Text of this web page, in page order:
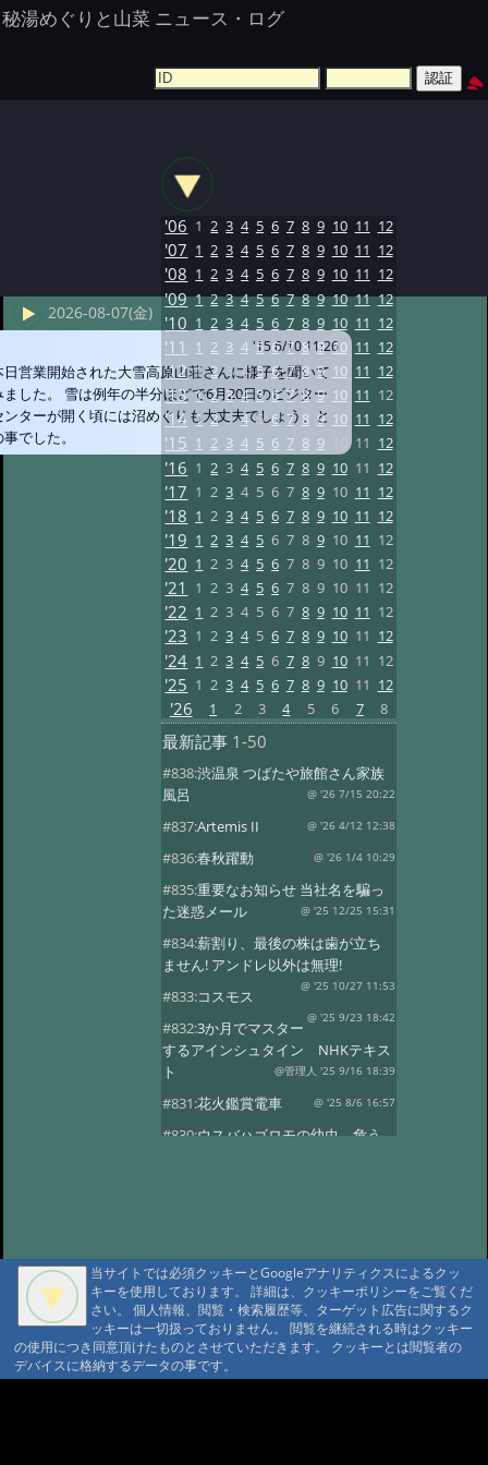
秘湯めぐりと山菜 ニュース・ログ
2026-08-07(金)
'15 6/10 11:26
日営業開始された大雪高原山荘さんに様子を聞いて
ました。 雪は例年の半分ほどで6月20日のビジター
ンターが開く頃には沼めぐりも大丈夫でしょう、と
でした。
'06 1 2 3 4 5 6 7 8 9 10 11 12
'07 1 2 3 4 5 6 7 8 9 10 11 12
'08 1 2 3 4 5 6 7 8 9 10 11 12
'09 1 2 3 4 5 6 7 8 9 10 11 12
'10 1 2 3 4 5 6 7 8 9 10 11 12
'11 1 2 3 4 5 6 7 8 9 10 11 12
'12 1 2 3 4 5 6 7 8 9 10 11 12
'13 1 2 3 4 5 6 7 8 9 10 11 12
'14 1 2 3 4 5 6 7 8 9 10 11 12
'15 1 2 3 4 5 6 7 8 9 11 12
'16 1 2 3 4 5 6 7 8 9 10 11 12
'17 1 2 3 4 5 6 7 8 9 10 11 12
'18 1 2 3 4 5 6 7 8 9 10 11 12
'19 1 2 3 4 5 6 7 8 9 10 11 12
'20 1 2 3 4 5 6 7 8 9 10 11 12
'21 1 2 3 4 5 6 7 8 9 10 11 12
'22 1 2 3 4 5 6 7 8 9 10 11 12
'23 1 2 3 4 5 6 7 8 9 10 11 12
'24 1 2 3 4 5 6 7 8 9 10 11 12
'25 1 2 3 4 5 6 7 8 9 10 11 12
'26 1 2 3 4 5 6 7 8
最新記事 1-50
#838:渋温泉 つばたや旅館さん家族
風呂
@ '26 7/15 20:22
#837:Artemis II @ '26 4/12 12:38
#836:春秋躍動 @ '26 1/4 10:29
#835:重要なお知らせ 当社名を騙っ
た迷惑メール
@ '25 12/25 15:31
#834:薪割り、最後の株は歯が立ち
ません! アンドレ以外は無理!
@ '25 10/27 11:53
#833:コスモス
@ '25 9/23 18:42
#832:3か月でマスター
するアインシュタイン NHKテキス
ト
@管理人 '25 9/16 18:39
#831:花火鑑賞電車 @ '25 8/6 16:57
#830:ウスバハゴロモの幼虫、危う
#827:渋谷富ヶ谷でネマガリダケ
@ '25 6/22 14:18
#826: 使用電力量最少
記録達成!
@ '25 6/20 20:13
#825:停電 地域1580戸 @ '25 5/7 13:28
当サイトでは必須クッキーとGoogleアナリティクスによるクッ
キーを使用しております。 詳細は、クッキーポリシーをご覧くだ
さい。 個人情報、閲覧・検索履歴等、ターゲット広告に関するク
ッキーは一切扱っておりません。 閲覧を継続される時はクッキー
の使用につき同意頂けたものとさせていただきます。 クッキーとは閲覧者の
デバイスに格納するデータの事です。